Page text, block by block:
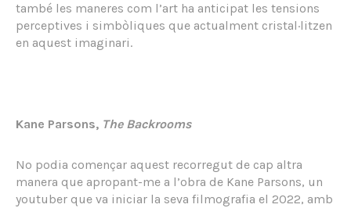
també les maneres com l’art ha anticipat les tensions
perceptives i simbòliques que actualment cristal·litzen
en aquest imaginari.
Kane Parsons, The Backrooms
No podia començar aquest recorregut de cap altra
manera que apropant-me a l’obra de Kane Parsons, un
youtuber que va iniciar la seva filmografia el 2022, amb